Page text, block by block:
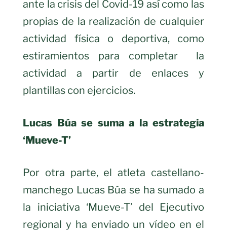
ante la crisis del Covid-19 así como las
propias de la realización de cualquier
actividad física o deportiva, como
estiramientos para completar la
actividad a partir de enlaces y
plantillas con ejercicios.
Lucas Búa se suma a la estrategia
‘Mueve-T’
Por otra parte, el atleta castellano-
manchego Lucas Búa se ha sumado a
la iniciativa ‘Mueve-T’ del Ejecutivo
regional y ha enviado un vídeo en el